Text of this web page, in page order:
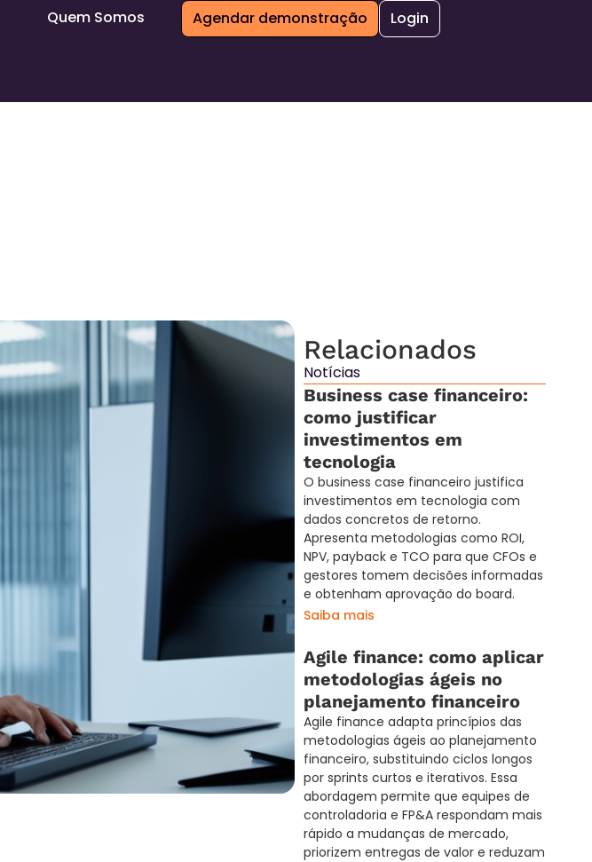
Quem Somos Agendar demonstração Login
Relacionados
Notícias
Business case financeiro:
como justificar
investimentos em
tecnologia
O business case financeiro justifica
investimentos em tecnologia com
dados concretos de retorno.
Apresenta metodologias como ROI,
NPV, payback e TCO para que CFOs e
gestores tomem decisões informadas
e obtenham aprovação do board.
Saiba mais
Agile finance: como aplicar
metodologias ágeis no
planejamento financeiro
Agile finance adapta princípios das
metodologias ágeis ao planejamento
financeiro, substituindo ciclos longos
por sprints curtos e iterativos. Essa
abordagem permite que equipes de
controladoria e FP&A respondam mais
rápido a mudanças de mercado,
priorizem entregas de valor e reduzam